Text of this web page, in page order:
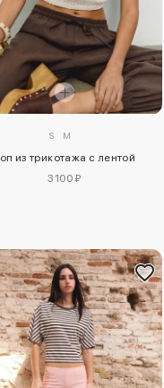
S M
из трикотажа с лентой
3100 ₽